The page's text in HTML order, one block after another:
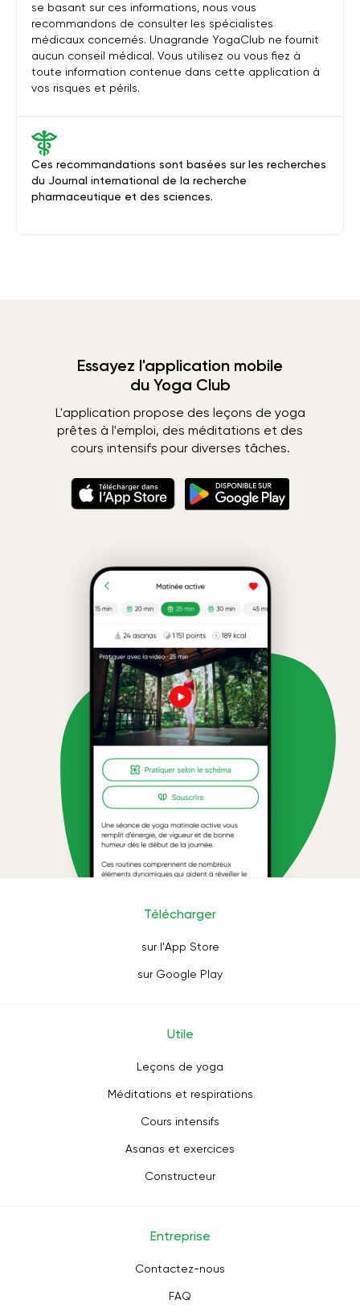
Ces recommandations sont basées sur les recherches
du Journal international de la recherche
pharmaceutique et des sciences.
se basant sur ces informations, nous vous
recommandons de consulter les spécialistes
médicaux concernés. Unagrande YogaClub ne fournit
aucun conseil médical. Vous utilisez ou vous fiez à
toute information contenue dans cette application à
vos risques et périls.
Essayez l'application mobile
du Yoga Club
L'application propose des leçons de yoga
prêtes à l'emploi, des méditations et des
cours intensifs pour diverses tâches.
Télécharger
sur l'App Store
sur Google Play
Utile
Leçons de yoga
Méditations et respirations
Cours intensifs
Asanas et exercices
Constructeur
Entreprise
Contactez-nous
FAQ